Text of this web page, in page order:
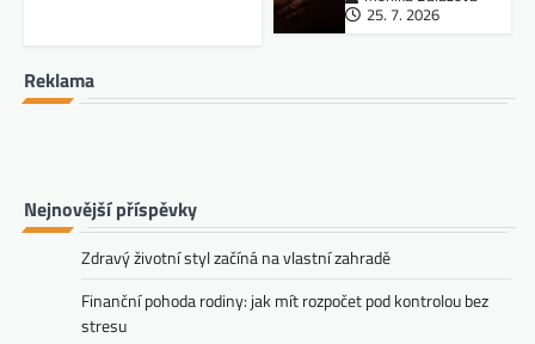
25. 7. 2026
Reklama
Nejnovější příspěvky
Zdravý životní styl začíná na vlastní zahradě
Finanční pohoda rodiny: jak mít rozpočet pod kontrolou bez
stresu